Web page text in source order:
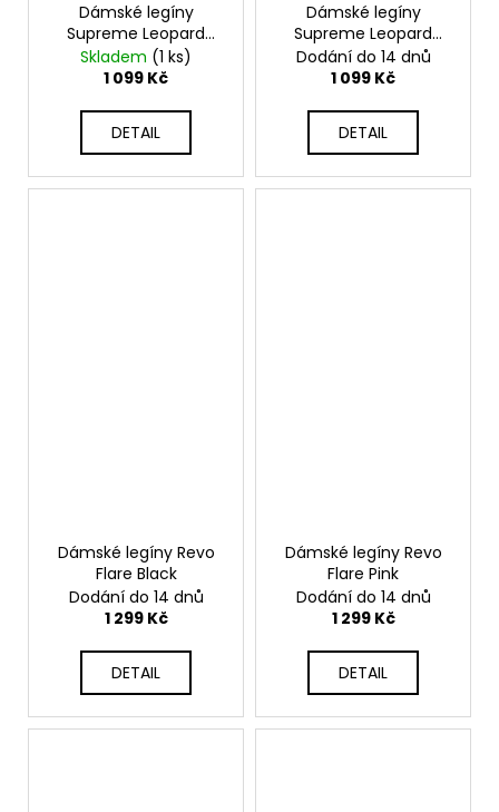
Dámské legíny
Supreme Leopard
Black
Skladem (1 ks)
1 099 Kč
DETAIL
Dámské legíny
Supreme Leopard
Beige
Dodání do 14 dnů
1 099 Kč
DETAIL
Dámské legíny Revo
Flare Black
Dodání do 14 dnů
1 299 Kč
DETAIL
Dámské legíny Revo
Flare Pink
Dodání do 14 dnů
1 299 Kč
DETAIL